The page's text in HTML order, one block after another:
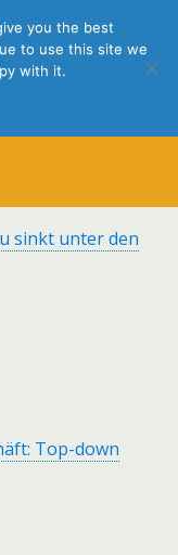
sinkt unter den
Top-down
you the best
to use this site we
with it.